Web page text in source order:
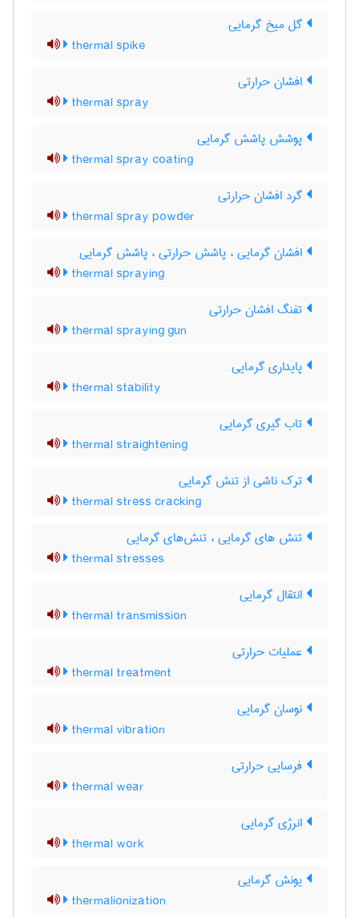
گل میخ گرمایی
thermal spike
افشان حرارتی
thermal spray
پوشش پاشش گرمایی
thermal spray coating
گرد افشان حرارتی
thermal spray powder
افشان گرمایی ، پاشش حرارتی ، پاشش گرمایی
thermal spraying
تفنگ افشان حرارتی
thermal spraying gun
پایداری گرمایی
thermal stability
تاب گیری گرمایی
thermal straightening
ترک ناشی از تنش گرمایی
thermal stress cracking
تنش های گرمایی ، تنش‌های گرمایی
thermal stresses
انتقال گرمایی
thermal transmission
عملیات حرارتی
thermal treatment
نوسان گرمایی
thermal vibration
فرسایی حرارتی
thermal wear
انرژی گرمایی
thermal work
یونش گرمایی
thermalionization